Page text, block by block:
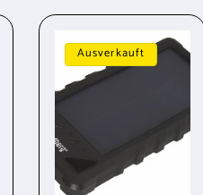
Ausverkauft